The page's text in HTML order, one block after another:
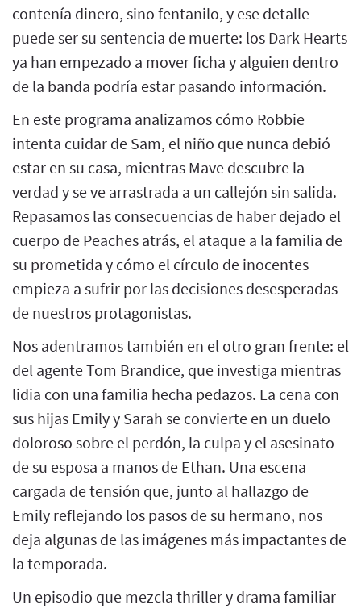
contenía dinero, sino fentanilo, y ese detalle
puede ser su sentencia de muerte: los Dark Hearts
ya han empezado a mover ficha y alguien dentro
de la banda podría estar pasando información.
En este programa analizamos cómo Robbie
intenta cuidar de Sam, el niño que nunca debió
estar en su casa, mientras Mave descubre la
verdad y se ve arrastrada a un callejón sin salida.
Repasamos las consecuencias de haber dejado el
cuerpo de Peaches atrás, el ataque a la familia de
su prometida y cómo el círculo de inocentes
empieza a sufrir por las decisiones desesperadas
de nuestros protagonistas.
Nos adentramos también en el otro gran frente: el
del agente Tom Brandice, que investiga mientras
lidia con una familia hecha pedazos. La cena con
sus hijas Emily y Sarah se convierte en un duelo
doloroso sobre el perdón, la culpa y el asesinato
de su esposa a manos de Ethan. Una escena
cargada de tensión que, junto al hallazgo de
Emily reflejando los pasos de su hermano, nos
deja algunas de las imágenes más impactantes de
la temporada.
Un episodio que mezcla thriller y drama familiar